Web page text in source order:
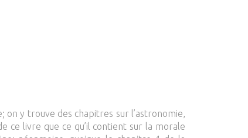
on y trouve des chapitres sur l’astronomie,
ce livre que ce qu’il contient sur la morale